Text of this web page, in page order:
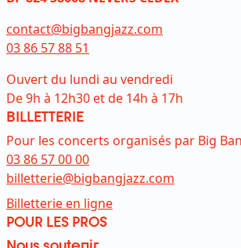
contact@bigbangjazz.com
03 86 57 88 51
Ouvert du lundi au vendredi
De 9h à 12h30 et de 14h à 17h
BILLETTERIE
Pour les concerts organisés par Big
03 86 57 00 00
billetterie@bigbangjazz.com
Billetterie en ligneLien externe et
POUR LES PROS